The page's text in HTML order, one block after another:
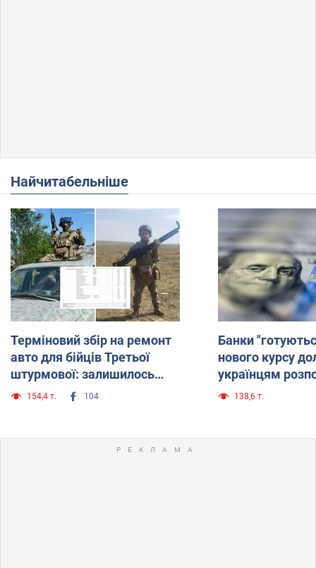
Найчитабельніше
Терміновий збір на ремонт
авто для бійців Третьої
штурмової: залишилось
зібрати 25 тис. грн
154,4 т. 104
Банки
нового курсу
українцям
очікувати
138,6 т.